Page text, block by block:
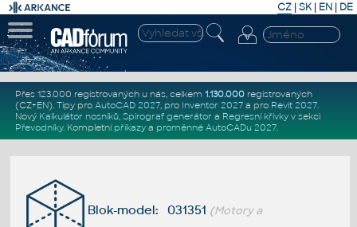
CZ | SK| EN | DE
Přes 123.000 registrovaných u nás, celkem 1.130.000registrovaných
(CZ+EN). Tipy pro AutoCAD 2027, pro Inventor 2027a pro Revit 2027.
Nový Kalkulátor nosníků, Spirograf generátor a Regresní křivkyv sekci
Převodníky. Kompletní příkazya proměnné AutoCADu 2027.
Blok-model: 031351 (Motory a